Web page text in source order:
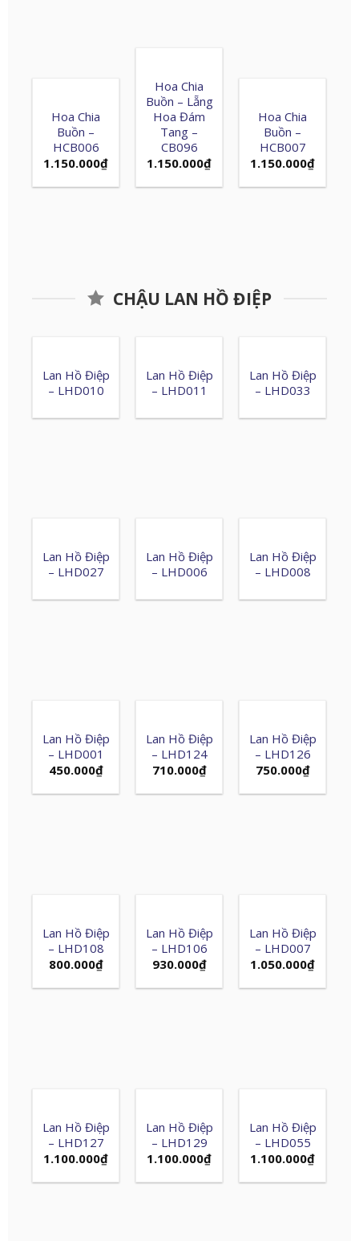
Hoa Chia
Buồn – Lẵng
Hoa Đám
Tang –
CB096
1.150.000₫
Hoa Chia
Buồn –
HCB006
1.150.000₫
Hoa Chia
Buồn –
HCB007
1.150.000₫
CHẬU LAN HỒ ĐIỆP
Lan Hồ Điệp
– LHD010
Lan Hồ Điệp
– LHD011
Lan Hồ Điệp
– LHD033
Lan Hồ Điệp
– LHD027
Lan Hồ Điệp
– LHD006
Lan Hồ Điệp
– LHD008
Lan Hồ Điệp
– LHD001
450.000₫
Lan Hồ Điệp
– LHD124
710.000₫
Lan Hồ Điệp
– LHD126
750.000₫
Lan Hồ Điệp
– LHD108
800.000₫
Lan Hồ Điệp
– LHD106
930.000₫
Lan Hồ Điệp
– LHD007
1.050.000₫
Lan Hồ Điệp
– LHD127
1.100.000₫
Lan Hồ Điệp
– LHD129
1.100.000₫
Lan Hồ Điệp
– LHD055
1.100.000₫